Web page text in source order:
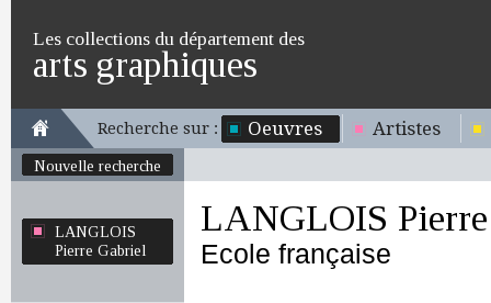
Les collections du département des
arts graphiques
Recherche sur : Oeuvres Artistes
Nouvelle recherche
LANGLOIS
Pierre Gabriel
LANGLOIS
Ecole française